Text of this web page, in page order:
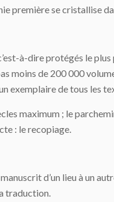
première se cristallise
à-dire protégés le
moins de 200 000
exemplaire de tous les
maximum ; le
: le recopiage.
d’un lieu à un
traduction.